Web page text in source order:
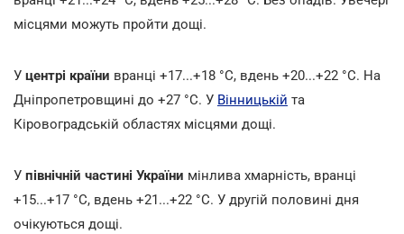
місцями можуть пройти дощі.
У центрі країни вранці +17...+18 °С, вдень +20...+22 °С. На
Дніпропетровщині до +27 °С. У Вінницькій та
Кіровоградській областях місцями дощі.
У північній частині України мінлива хмарність, вранці
+15...+17 °С, вдень +21...+22 °С. У другій половині дня
очікуються дощі.